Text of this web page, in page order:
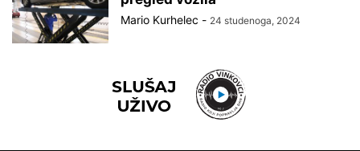
Mario Kurhelec - 24 studenoga, 2024